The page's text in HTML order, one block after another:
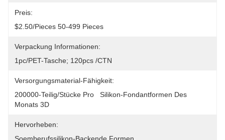
Preis:
$2.50/pieces 50-499 Pieces
Verpackung Informationen:
1pc/PET-Tasche; 120pcs /CTN
Versorgungsmaterial-Fähigkeit:
200000-Teilig/Stücke Pro   Silikon-Fondantformen Des
Monats 3D
Hervorheben: